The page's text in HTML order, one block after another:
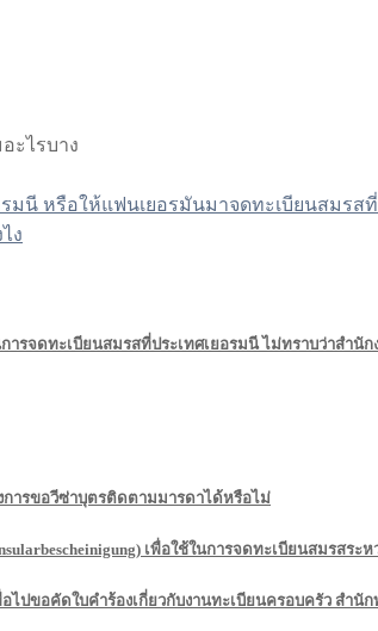
ะไรบาง
มนี หรือให้แฟนเยอรมันมาจดทะเบียนสมรส
ง
รจดทะเบียนสมรสที่ประเทศเยอรมนี ไม่ทราบว่าสำนั
ารขอวีซ่าบุตรติดตามมารดาได้หรือไม่
เพื่อใช้ในการจดทะเบียนสมรสร
ปขอคัดใบคำร้องเกี่ยวกับงานทะเบียนครอบครัว สำนัก